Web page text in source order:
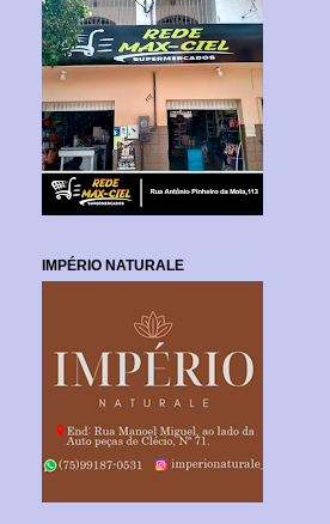
IMPÉRIO NATURALE